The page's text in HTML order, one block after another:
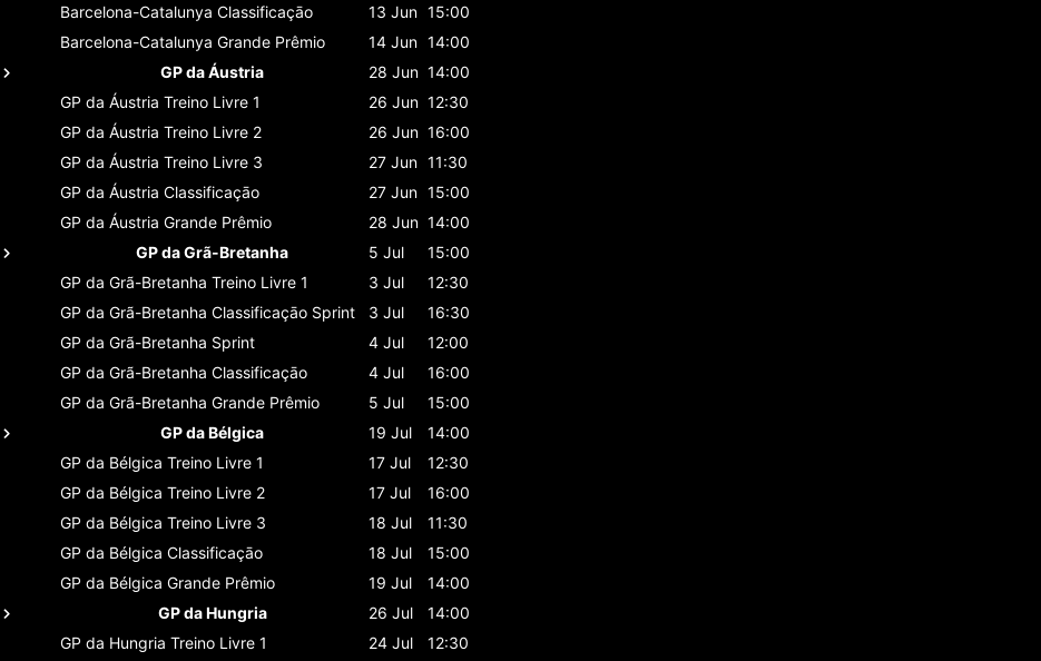
Barcelona-Catalunya Classificaçāo 13 Jun 15:00
Barcelona-Catalunya Grande Prêmio 14 Jun 14:00
GP da Áustria
28 Jun 14:00
GP da Áustria Treino Livre 1 26 Jun 12:30
GP da Áustria Treino Livre 2 26 Jun 16:00
GP da Áustria Treino Livre 3 27 Jun 11:30
GP da Áustria Classificaçāo 27 Jun 15:00
GP da Áustria Grande Prêmio 28 Jun 14:00
GP da Grã-Bretanha
5 Jul
15:00
GP da Grã-Bretanha Treino Livre 1 3 Jul
12:30
GP da Grã-Bretanha Classificaçāo Sprint 3 Jul
16:30
GP da Grã-Bretanha Sprint 4 Jul
12:00
GP da Grã-Bretanha Classificaçāo 4 Jul
16:00
GP da Grã-Bretanha Grande Prêmio 5 Jul
15:00
GP da Bélgica
19 Jul
14:00
GP da Bélgica Treino Livre 1 17 Jul
12:30
GP da Bélgica Treino Livre 2 17 Jul
16:00
GP da Bélgica Treino Livre 3 18 Jul
11:30
GP da Bélgica Classificaçāo 18 Jul
15:00
GP da Bélgica Grande Prêmio 19 Jul
14:00
GP da Hungria
26 Jul
14:00
GP da Hungria Treino Livre 1 24 Jul
12:30